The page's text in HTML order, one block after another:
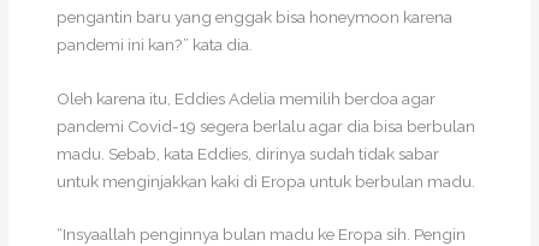
pengantin baru yang enggak bisa honeymoon karena
pandemi ini kan?” kata dia.
Oleh karena itu, Eddies Adelia memilih berdoa agar
pandemi Covid-19 segera berlalu agar dia bisa berbulan
madu. Sebab, kata Eddies, dirinya sudah tidak sabar
untuk menginjakkan kaki di Eropa untuk berbulan madu.
“Insyaallah penginnya bulan madu ke Eropa sih. Pengin